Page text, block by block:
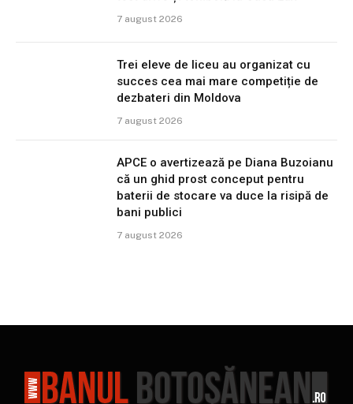
7 august 2026
Trei eleve de liceu au organizat cu
succes cea mai mare competiție de
dezbateri din Moldova
7 august 2026
APCE o avertizează pe Diana Buzoianu
că un ghid prost conceput pentru
baterii de stocare va duce la risipă de
bani publici
7 august 2026